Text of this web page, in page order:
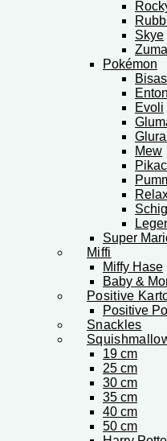
Skye
Zuma
Pokémon
Enton
Evoli
Mew
Super
Miffi
Miffy Hase
Baby &
Positive
Positive
Snackles
19 cm
25 cm
30 cm
35 cm
40 cm
50 cm